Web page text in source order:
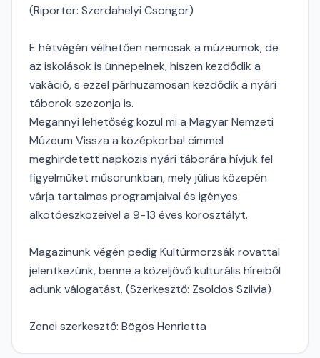
(Riporter: Szerdahelyi Csongor)
E hétvégén vélhetően nemcsak a múzeumok, de
az iskolások is ünnepelnek, hiszen kezdődik a
vakáció, s ezzel párhuzamosan kezdődik a nyári
táborok szezonja is.
Megannyi lehetőség közül mi a Magyar Nemzeti
Múzeum Vissza a középkorba! címmel
meghirdetett napközis nyári táborára hívjuk fel
figyelmüket műsorunkban, mely július közepén
várja tartalmas programjaival és igényes
alkotóeszközeivel a 9-13 éves korosztályt.
Magazinunk végén pedig Kultúrmorzsák rovattal
jelentkezünk, benne a közeljövő kulturális híreiből
adunk válogatást. (Szerkesztő: Zsoldos Szilvia)
Zenei szerkesztő: Bögös Henrietta